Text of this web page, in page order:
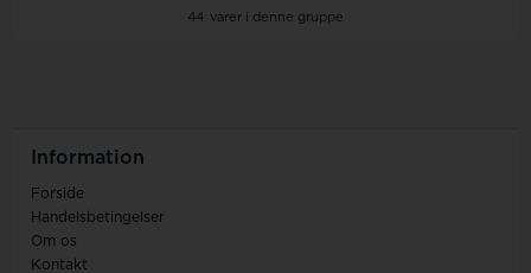
44 varer i denne gruppe
Information
Forside
Handelsbetingelser
Om os
Kontakt